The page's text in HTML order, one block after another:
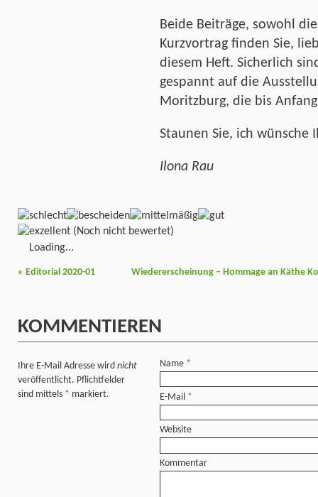
Beide Beiträge, sowohl
Kurzvortrag finden Sie,
diesem Heft. Sicherlich
gespannt auf die
Moritzburg, die bis
Staunen Sie, ich wünsche
Ilona Rau
(Noch nicht bewertet)
Loading...
« Editorial 2020-01 Wiedererscheinung – Hommage an Käthe
KOMMENTIEREN
Ihre E-Mail Adresse wird nicht
veröffentlicht. Pflichtfelder
sind mittels * markiert.
Name *
E-Mail *
Website
Kommentar